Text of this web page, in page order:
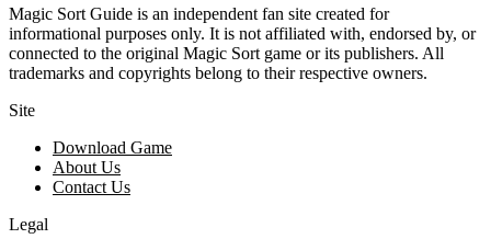
Magic Sort Guide is an independent fan site created for
informational purposes only. It is not affiliated with, endorsed by, or
connected to the original Magic Sort game or its publishers. All
trademarks and copyrights belong to their respective owners.
Site
Download Game
About Us
Contact Us
Legal